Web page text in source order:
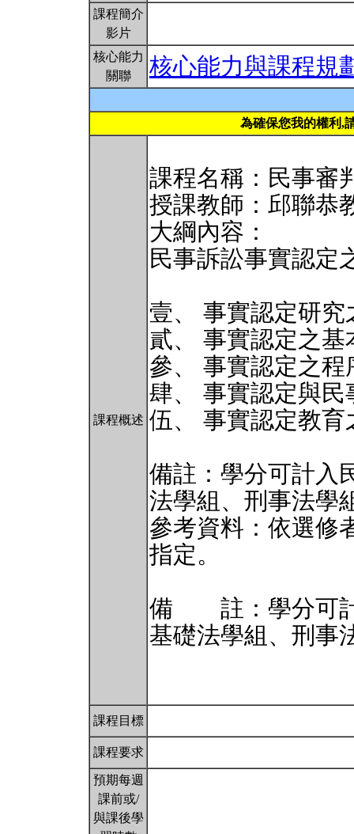
課程簡介
影片
核心能力
關聯
核心能力與課程規
為確保您我的權利,
課程概述
課程名稱：民事審
授課教師：邱聯恭
大綱內容：
民事訴訟事實認定
壹、 事實認定研究
貳、 事實認定之基
參、 事實認定之程
肆、 事實認定與
伍、 事實認定教育
備註：學分可計入
法學組、刑事法學
參考資料：依選修
指定。
備 註：學分可計
基礎法學組、刑事
課程目標
課程要求
預期每週
課前或/
與課後學